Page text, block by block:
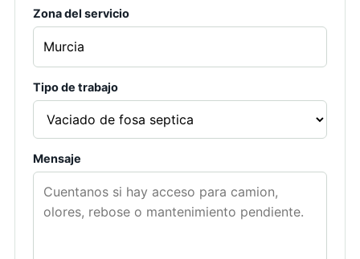
Zona del servicio
Tipo de trabajo
Mensaje